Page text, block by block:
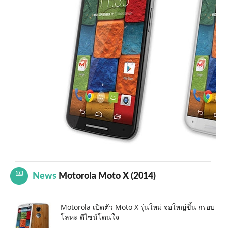
News Motorola Moto X (2014)
Motorola เปิดตัว Moto X รุ่นใหม่ จอใหญ่ขึ้น กรอบ
โลหะ ดีไซน์โดนใจ